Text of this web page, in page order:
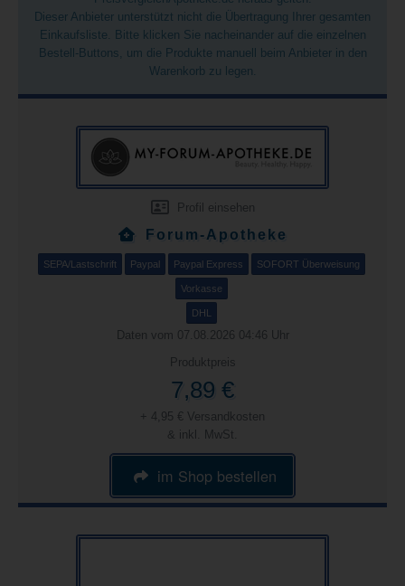
Dieser Anbieter unterstützt nicht die Übertragung Ihrer gesamten
Einkaufsliste. Bitte klicken Sie nacheinander auf die einzelnen
Bestell-Buttons, um die Produkte manuell beim Anbieter in den
Warenkorb zu legen.
Profil einsehen
Forum-Apotheke
SEPA/Lastschrift Paypal Paypal Express SOFORT Überweisung
Vorkasse
DHL
Daten vom 07.08.2026 04:46 Uhr
Produktpreis
7,89 €
+ 4,95 € Versandkosten
& inkl. MwSt.
im Shop bestellen